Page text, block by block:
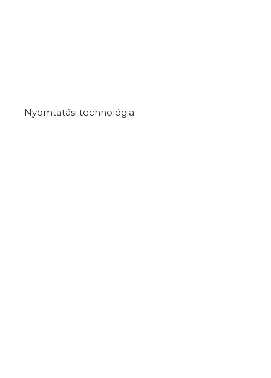
Nyomtatási technológia